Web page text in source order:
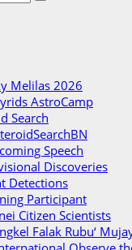
Melilas 2026
AstroCamp
Search
Speech
Discoveries
Detections
Participant
Citizen Scientists
Falak Rubu‘